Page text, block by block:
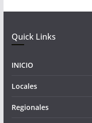
Quick Links
INICIO
Locales
Regionales